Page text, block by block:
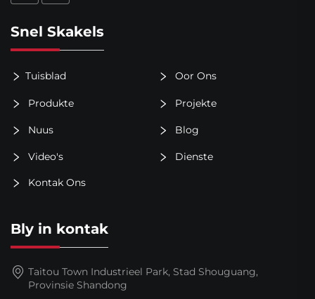
Snel Skakels
Tuisblad Oor Ons
Produkte Projekte
Nuus Blog
Video's Dienste
Kontak Ons
Bly in kontak
Taitou Town Industrieel Park, Stad Shouguang,
Provinsie Shandong